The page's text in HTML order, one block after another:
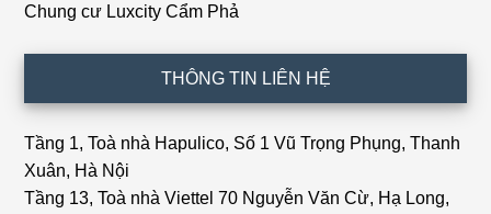
Chung cư Luxcity Cẩm Phả
THÔNG TIN LIÊN HỆ
Tầng 1, Toà nhà Hapulico, Số 1 Vũ Trọng Phụng, Thanh
Xuân, Hà Nội
Tầng 13, Toà nhà Viettel 70 Nguyễn Văn Cừ, Hạ Long,